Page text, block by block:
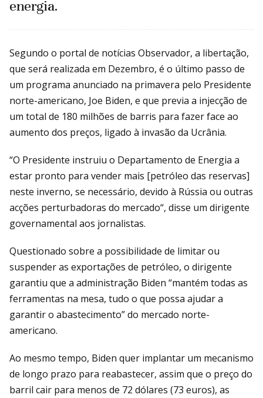
energia.
Segundo o portal de notícias Observador, a libertação,
que será realizada em Dezembro, é o último passo de
um programa anunciado na primavera pelo Presidente
norte-americano, Joe Biden, e que previa a injecção de
um total de 180 milhões de barris para fazer face ao
aumento dos preços, ligado à invasão da Ucrânia.
“O Presidente instruiu o Departamento de Energia a
estar pronto para vender mais [petróleo das reservas]
neste inverno, se necessário, devido à Rússia ou outras
acções perturbadoras do mercado“, disse um dirigente
governamental aos jornalistas.
Questionado sobre a possibilidade de limitar ou
suspender as exportações de petróleo, o dirigente
garantiu que a administração Biden “mantém todas as
ferramentas na mesa, tudo o que possa ajudar a
garantir o abastecimento” do mercado norte-
americano.
Ao mesmo tempo, Biden quer implantar um mecanismo
de longo prazo para reabastecer, assim que o preço do
barril cair para menos de 72 dólares (73 euros), as